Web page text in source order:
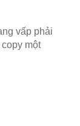
vấp phải
một